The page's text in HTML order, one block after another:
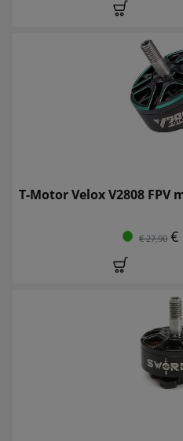
T-Motor Velox V2808 FPV
€ 27,90 €